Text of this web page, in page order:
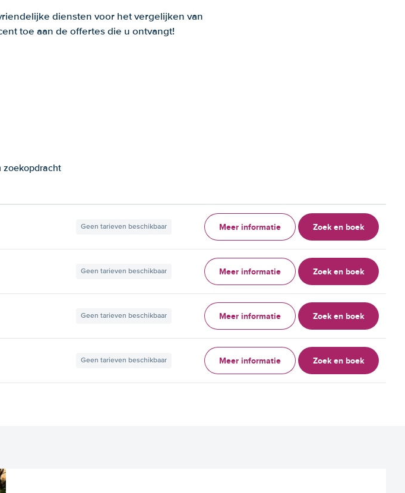
diensten voor het vergelijken van
toe aan de offertes die u ontvangt!
zoekopdracht
Geen tarieven beschikbaar Meer informatie Zoek en boek
Geen tarieven beschikbaar Meer informatie Zoek en boek
Geen tarieven beschikbaar Meer informatie Zoek en boek
Geen tarieven beschikbaar Meer informatie Zoek en boek